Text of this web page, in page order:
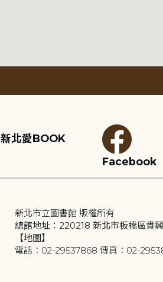
新北愛BOOK
Facebook
新北市立圖書館 版權所有
總館地址：220218 新北市板橋區貴
【地圖】
電話：02-29537868 傳真：02-